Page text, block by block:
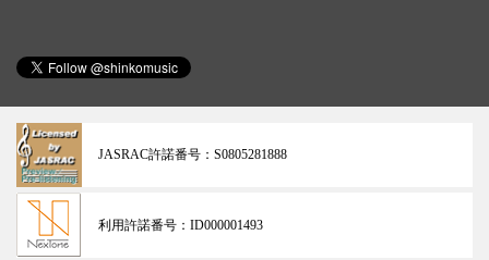
JASRAC許諾番号： S0805281888
利用許諾番号： ID000001493